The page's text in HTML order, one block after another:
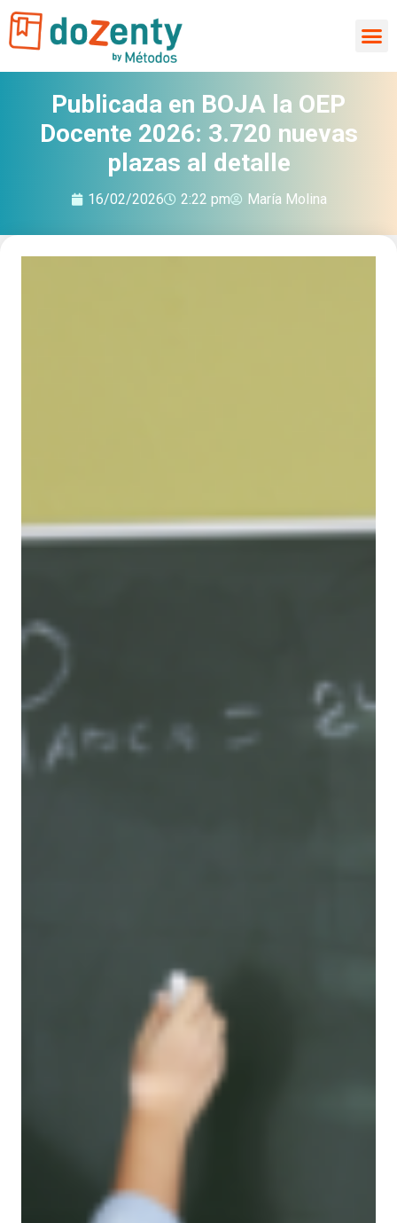
al
contenido
Publicada en BOJA la OEP
Docente 2026: 3.720 nuevas
plazas al detalle
16/02/2026 2:22 pm María Molina